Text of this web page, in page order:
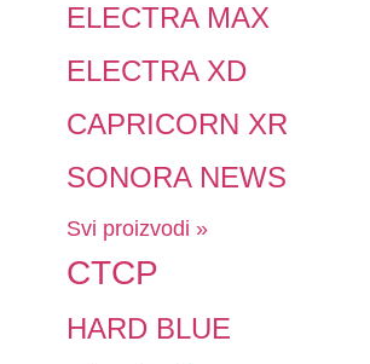
ELECTRA MAX
ELECTRA XD
CAPRICORN XR
SONORA NEWS
Svi proizvodi »
CTCP
HARD BLUE